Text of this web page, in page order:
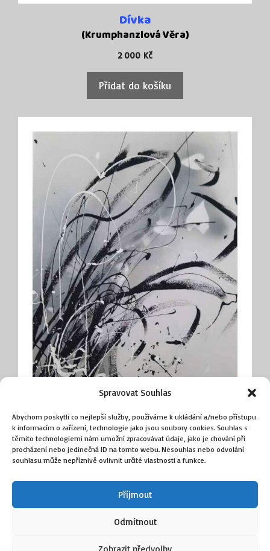
Spravovat Souhlas
Abychom poskytli co nejlepší služby, používáme k ukládání a/nebo přístupu
k informacím o zařízení, technologie jako jsou soubory cookies. Souhlas s
těmito technologiemi nám umožní zpracovávat údaje, jako je chování při
procházení nebo jedinečná ID na tomto webu. Nesouhlas nebo odvolání
souhlasu může nepříznivě ovlivnit určité vlastnosti a funkce.
Příjmout
Odmítnout
Zobrazit předvolby
Dívka
(Krumphanzlová Věra)
2 000 Kč
Přidat do košíku
Rákosí
(Krumphanzlová Věra)
Přidat do košíku